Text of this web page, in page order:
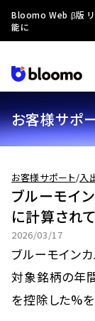
お客様サポ
お客様サポート/入
ブルーモイ
に計算され
2026/03/17
ブルーモイン
対象銘柄の年
を控除した%
Bloomo Web β版 リ
能に